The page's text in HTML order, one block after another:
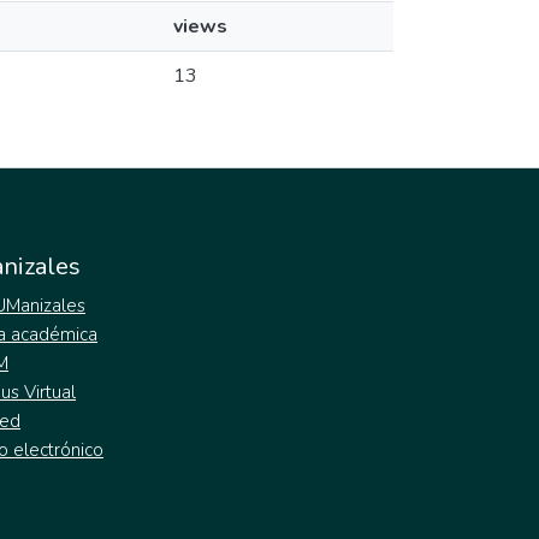
views
13
académica
Virtual
electrónico